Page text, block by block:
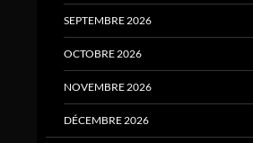
SEPTEMBRE 2026
OCTOBRE 2026
NOVEMBRE 2026
DÉCEMBRE 2026